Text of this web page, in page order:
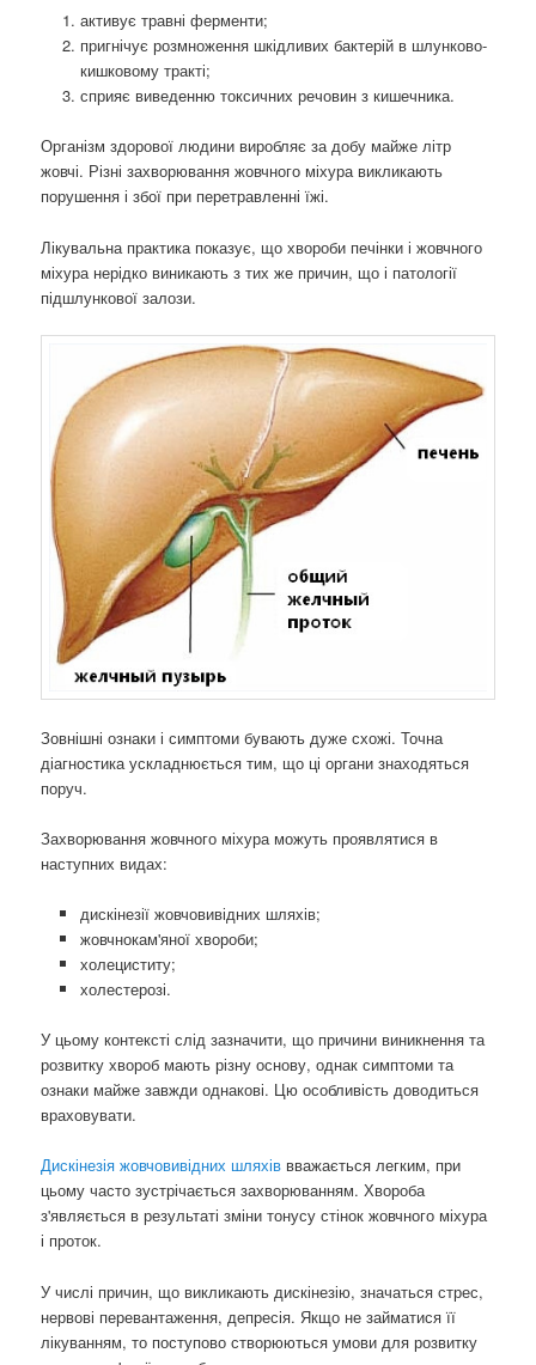
активує травні ферменти;
пригнічує розмноження шкідливих бактерій в шлунково-
кишковому тракті;
сприяє виведенню токсичних речовин з кишечника.
Організм здорової людини виробляє за добу майже літр
жовчі. Різні захворювання жовчного міхура викликають
порушення і збої при перетравленні їжі.
Лікувальна практика показує, що хвороби печінки і жовчного
міхура нерідко виникають з тих же причин, що і патології
підшлункової залози.
Зовнішні ознаки і симптоми бувають дуже схожі. Точна
діагностика ускладнюється тим, що ці органи знаходяться
поруч.
Захворювання жовчного міхура можуть проявлятися в
наступних видах:
дискінезії жовчовивідних шляхів;
жовчнокам'яної хвороби;
холециститу;
холестерозі.
У цьому контексті слід зазначити, що причини виникнення та
розвитку хвороб мають різну основу, однак симптоми та
ознаки майже завжди однакові. Цю особливість доводиться
враховувати.
Дискінезія жовчовивідних шляхів вважається легким, при
цьому часто зустрічається захворюванням. Хвороба
з'являється в результаті зміни тонусу стінок жовчного міхура
і проток.
У числі причин, що викликають дискінезію, значаться стрес,
нервові перевантаження, депресія. Якщо не займатися її
лікуванням, то поступово створюються умови для розвитку